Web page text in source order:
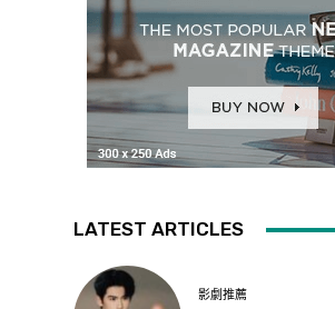
LATEST ARTICLES
影劇推薦